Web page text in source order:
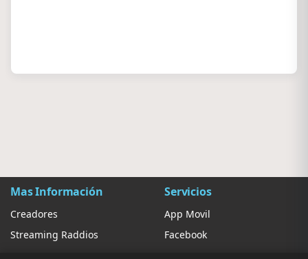
Mas Información
Creadores
Streaming Raddios
Servicios
App Movil
Facebook